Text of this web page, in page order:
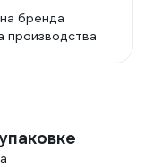
бренда
производства